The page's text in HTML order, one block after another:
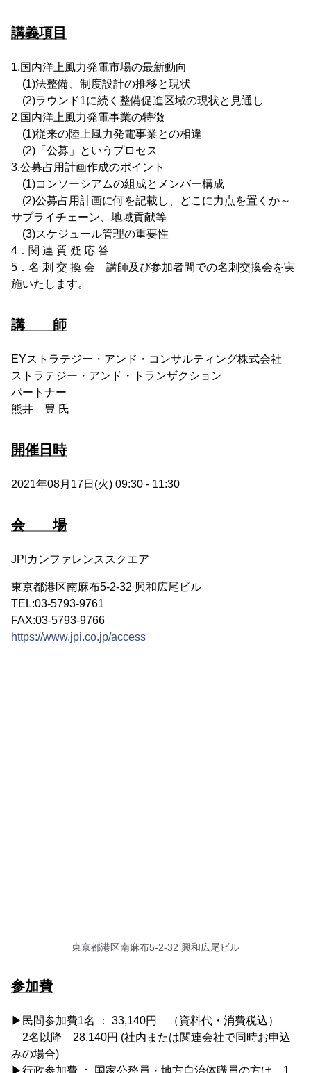
講義項目
1.国内洋上風力発電市場の最新動向
(1)法整備、制度設計の推移と現状
(2)ラウンド1に続く整備促進区域の現状と見通し
2.国内洋上風力発電事業の特徴
(1)従来の陸上風力発電事業との相違
(2)「公募」というプロセス
3.公募占用計画作成のポイント
(1)コンソーシアムの組成とメンバー構成
(2)公募占用計画に何を記載し、どこに力点を置くか～
サプライチェーン、地域貢献等
(3)スケジュール管理の重要性
4．関 連 質 疑 応 答
5．名 刺 交 換 会 講師及び参加者間での名刺交換会を実
施いたします。
講 師
EYストラテジー・アンド・コンサルティング株式会社
ストラテジー・アンド・トランザクション
パートナー
熊井 豊 氏
開催日時
2021年08月17日(火) 09:30 - 11:30
会 場
JPIカンファレンススクエア
東京都港区南麻布5-2-32 興和広尾ビル
TEL:03-5793-9761
FAX:03-5793-9766
https://www.jpi.co.jp/access
東京都港区南麻布5-2-32 興和広尾ビル
参加費
▶︎民間参加費1名 ： 33,140円 （資料代・消費税込）
2名以降 28,140円 (社内または関連会社で同時お申込
みの場合)
▶行政参加費 ： 国家公務員・地方自治体職員の方は、1